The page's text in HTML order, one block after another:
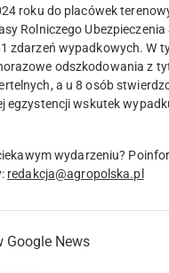
roku do placówek
Rolniczego Ubezpieczenia
zdarzeń wypadkowych. W
odszkodowania z
a u 8 osób
egzystencji wskutek
wydarzeniu?
redakcja@agropolska.pl
Google News